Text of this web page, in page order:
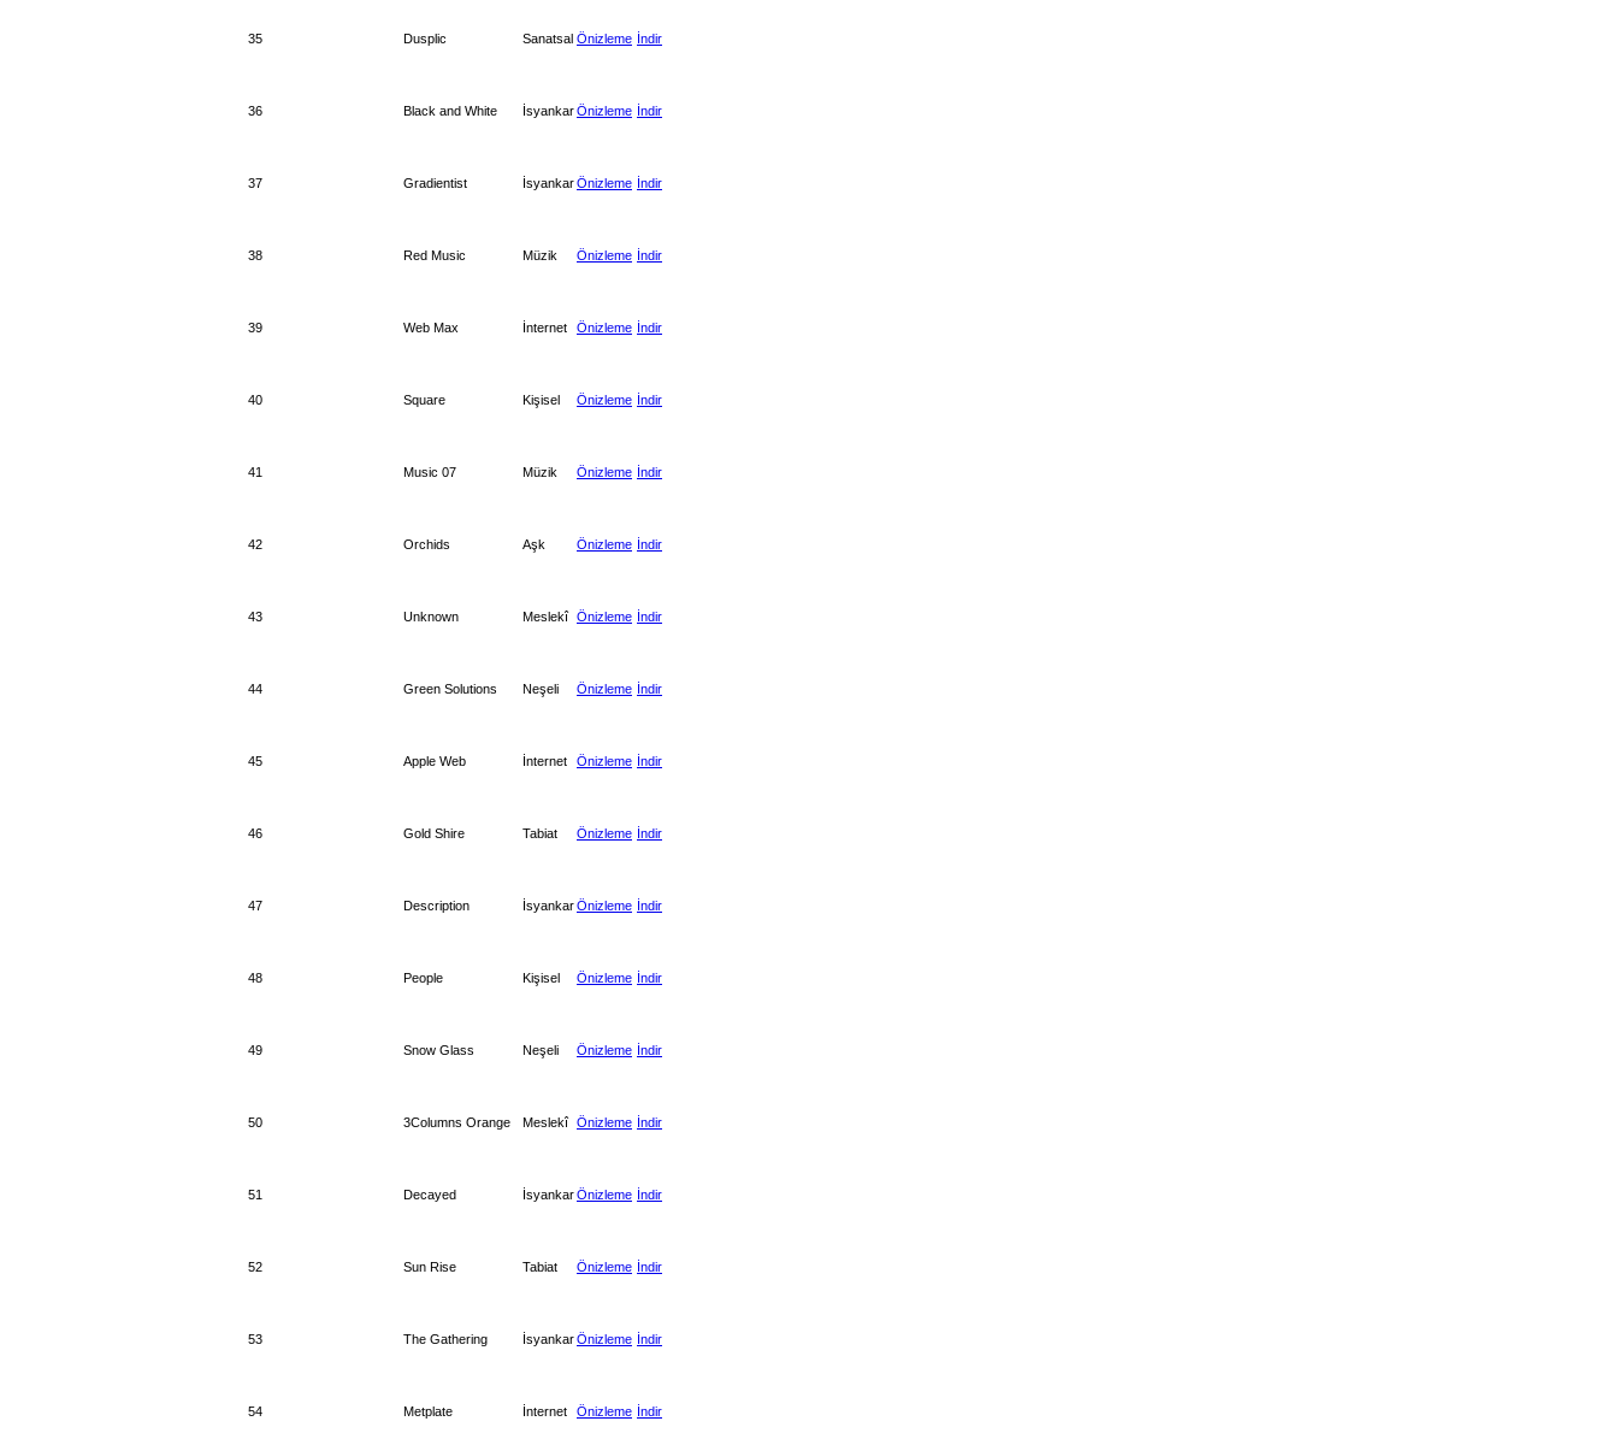
35 Dusplic Sanatsal Önizleme İndir
36 Black and White İsyankarÖnizleme İndir
37 Gradientist İsyankarÖnizleme İndir
38 Red Music Müzik Önizleme İndir
39 Web Max İnternet Önizleme İndir
40 Square Kişisel Önizleme İndir
41 Music 07 Müzik Önizleme İndir
42 Orchids Aşk Önizleme İndir
43 Unknown Meslekî Önizleme İndir
44 Green Solutions Neşeli Önizleme İndir
45 Apple Web İnternet Önizleme İndir
46 Gold Shire Tabiat Önizleme İndir
47 Description İsyankarÖnizleme İndir
48 People Kişisel Önizleme İndir
49 Snow Glass Neşeli Önizleme İndir
50 3Columns Orange Meslekî Önizleme İndir
51 Decayed İsyankarÖnizleme İndir
52 Sun Rise Tabiat Önizleme İndir
53 The Gathering İsyankarÖnizleme İndir
54 Metplate İnternet Önizleme İndir